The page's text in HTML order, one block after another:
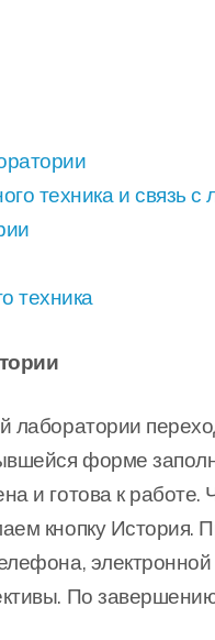
техника и связь с
техника
лаборатории
форме
и готова к
кнопку История.
По